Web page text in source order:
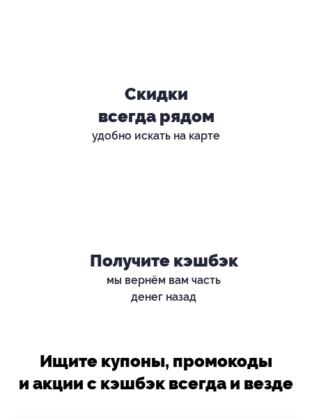
Скидки
всегда рядом
удобно искать на карте
Получите кэшбэк
мы вернём вам часть
денег назад
Ищите купоны, промокоды
и акции с кэшбэк всегда и везде